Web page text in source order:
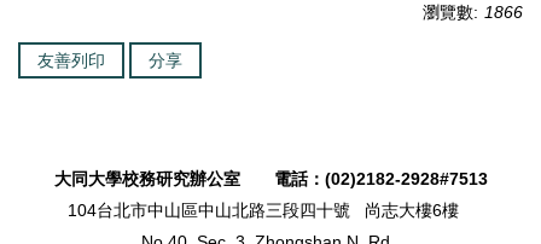
瀏覽數: 1866
友善列印 分享
大同大學校務研究辦公室 電話：(02)2182-2928#7513
104台北市中山區中山北路三段四十號 尚志大樓6樓